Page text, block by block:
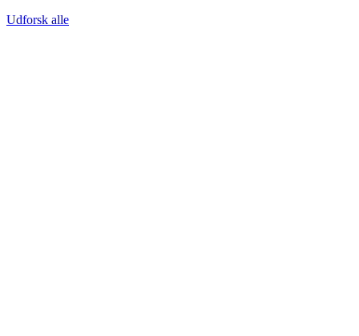
Udforsk alle